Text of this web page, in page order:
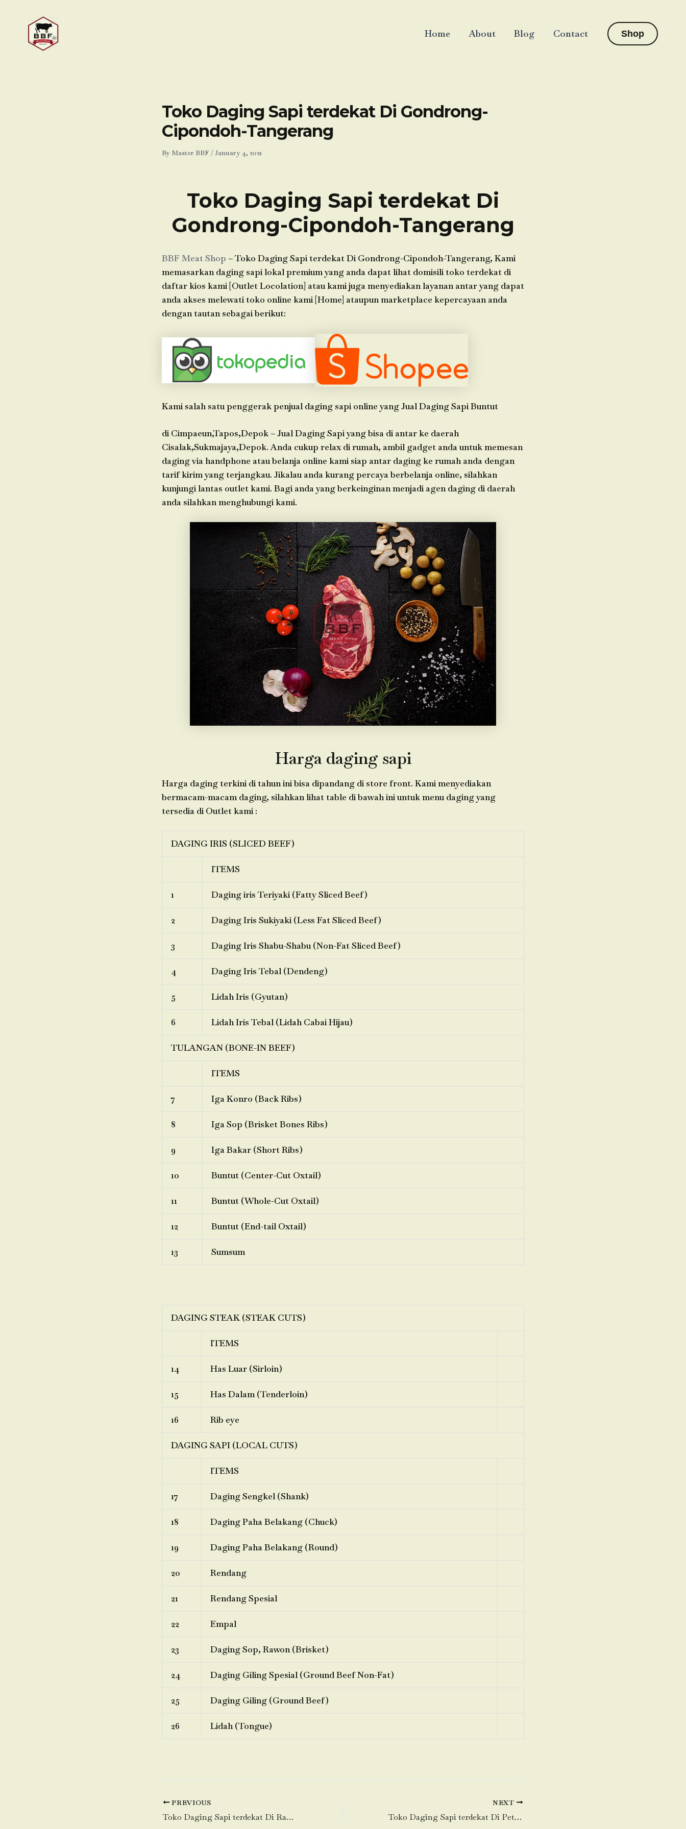
Home About Blog Contact Shop
Toko Daging Sapi terdekat Di Gondrong-
Cipondoh-Tangerang
By Master BBF /January 4, 2021
Toko Daging Sapi terdekat Di
Gondrong-Cipondoh-Tangerang
BBF Meat Shop – Toko Daging Sapi terdekat Di Gondrong-Cipondoh-Tangerang, Kami
memasarkan daging sapi lokal premium yang anda dapat lihat domisili toko terdekat di
daftar kios kami [Outlet Locolation] atau kami juga menyediakan layanan antar yang dapat
anda akses melewati toko online kami [Home] ataupun marketplace kepercayaan anda
dengan tautan sebagai berikut:
Kami salah satu penggerak penjual daging sapi online yang Jual Daging Sapi Buntut
di Cimpaeun,Tapos,Depok – Jual Daging Sapi yang bisa di antar ke daerah
Cisalak,Sukmajaya,Depok. Anda cukup relax di rumah, ambil gadget anda untuk memesan
daging via handphone atau belanja online kami siap antar daging ke rumah anda dengan
tarif kirim yang terjangkau. Jikalau anda kurang percaya berbelanja online, silahkan
kunjungi lantas outlet kami. Bagi anda yang berkeinginan menjadi agen daging di daerah
anda silahkan menghubungi kami.
Harga daging sapi
Harga daging terkini di tahun ini bisa dipandang di store front. Kami menyediakan
bermacam-macam daging, silahkan lihat table di bawah ini untuk menu daging yang
tersedia di Outlet kami :
DAGING IRIS (SLICED BEEF)
ITEMS
1 Daging iris Teriyaki (Fatty Sliced Beef)
2 Daging Iris Sukiyaki (Less Fat Sliced Beef)
3 Daging Iris Shabu-Shabu (Non-Fat Sliced Beef)
4 Daging Iris Tebal (Dendeng)
5 Lidah Iris (Gyutan)
6 Lidah Iris Tebal (Lidah Cabai Hijau)
TULANGAN (BONE-IN BEEF)
ITEMS
7 Iga Konro (Back Ribs)
8 Iga Sop (Brisket Bones Ribs)
9 Iga Bakar (Short Ribs)
10 Buntut (Center-Cut Oxtail)
11 Buntut (Whole-Cut Oxtail)
12 Buntut (End-tail Oxtail)
13 Sumsum
DAGING STEAK (STEAK CUTS)
ITEMS
14 Has Luar (Sirloin)
15 Has Dalam (Tenderloin)
16 Rib eye
DAGING SAPI (LOCAL CUTS)
ITEMS
17 Daging Sengkel (Shank)
18 Daging Paha Belakang (Chuck)
19 Daging Paha Belakang (Round)
20 Rendang
21 Rendang Spesial
22 Empal
23 Daging Sop, Rawon (Brisket)
24 Daging Giling Spesial (Ground Beef Non-Fat)
25 Daging Giling (Ground Beef)
26 Lidah (Tongue)
PREVIOUS
Toko Daging Sapi terdekat Di Rancagong-Legok-Tangerang
NEXT
Toko Daging Sapi terdekat Di Petir-Cipondoh-Tangerang